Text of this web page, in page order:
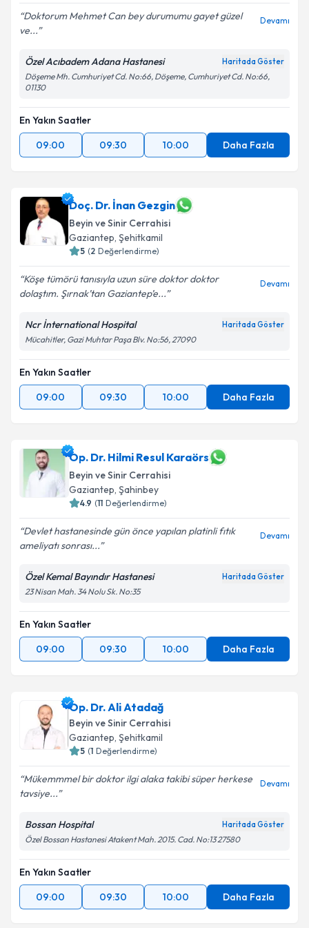
Kişisel verilerimin işlenmesine ilişkin
Aydınlatma
Metni'ni okudum ve kişisel verilerimin belirtilen
Takvim Talebini Gönder
Doktorum Mehmet Can bey durumumu gayet güzel
ve...
Devamı
Özel Acıbadem Adana Hastanesi Haritada Göster
Döşeme Mh. Cumhuriyet Cd. No:66, Döşeme, Cumhuriyet Cd. No:66,
01130
En Yakın Saatler
09:00
09:30 10:00 Daha Fazla
Doç. Dr. İnan Gezgin
Beyin ve Sinir Cerrahisi
Gaziantep, Şehitkamil
5 (2 Değerlendirme)
Köşe tümörü tanısıyla uzun süre doktor doktor
dolaştım. Şırnak’tan Gaziantep’e...
Devamı
Ncr İnternational Hospital Haritada Göster
Mücahitler, Gazi Muhtar Paşa Blv. No:56, 27090
En Yakın Saatler
09:00
09:30 10:00 Daha Fazla
Op. Dr. Hilmi Resul Karaörs
Beyin ve Sinir Cerrahisi
Gaziantep, Şahinbey
4.9 (11 Değerlendirme)
Devlet hastanesinde gün önce yapılan platinli fıtık
ameliyatı sonrası...
Devamı
Özel Kemal Bayındır Hastanesi Haritada Göster
23 Nisan Mah. 34 Nolu Sk. No:35
En Yakın Saatler
09:00
09:30 10:00 Daha Fazla
Op. Dr. Ali Atadağ
Beyin ve Sinir Cerrahisi
Gaziantep, Şehitkamil
5 (1 Değerlendirme)
Mükemmmel bir doktor ilgi alaka takibi süper herkese
tavsiye...
Devamı
Bossan Hospital Haritada Göster
Özel Bossan Hastanesi Atakent Mah. 2015. Cad. No:13 27580
En Yakın Saatler
09:00
09:30 10:00 Daha Fazla